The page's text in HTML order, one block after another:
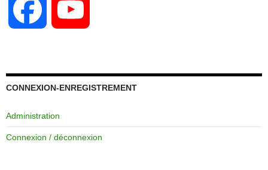
c u
CONNEXION-ENREGISTREMENT
Administration
Connexion / déconnexion